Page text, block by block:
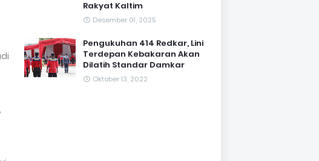
Rakyat Kaltim
Desember 01, 2025
Pengukuhan 414 Redkar, Lini
Terdepan Kebakaran Akan
Dilatih Standar Damkar
Oktober 13, 2022